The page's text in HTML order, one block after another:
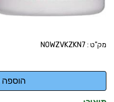
מק"ט : NOWZVKZKN7